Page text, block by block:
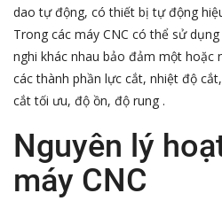
dao tự động, có thiết bị tự động
Trong các máy CNC có thể sử
nghi khác nhau bảo đảm một hoặc
các thành phần lực cắt, nhiệt độ
cắt tối ưu, độ ồn, độ rung .
Nguyên lý
máy CNC